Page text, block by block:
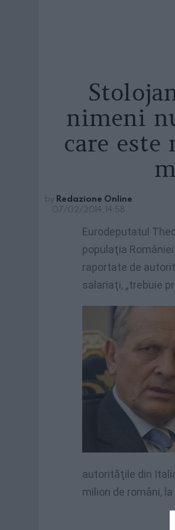
nimeni
care
by Redazione Online
07/02/2014, 14:58
Eurodeputatul
populaţia
raportate de
salariaţi, „trebuie
autorităţile din
milion de români,